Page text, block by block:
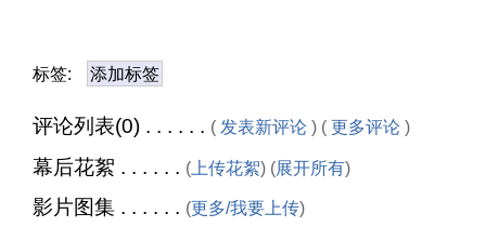
标签: 添加标签
评论列表(0) . . . . . . ( 发表新评论 ) ( 更多评论 )
幕后花絮 . . . . . . ( 上传花絮) (展开所有)
影片图集 . . . . . . (更多/我要上传)